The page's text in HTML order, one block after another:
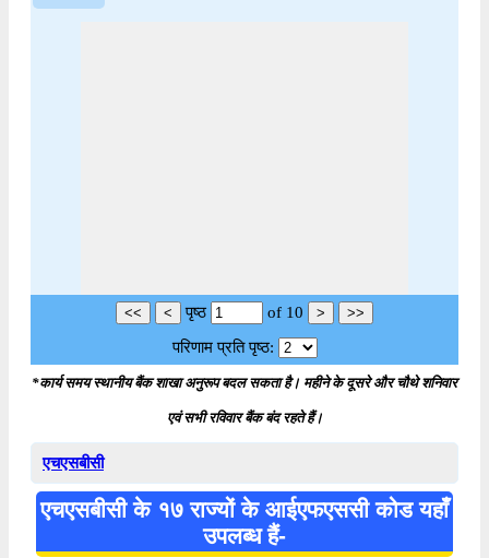
पृष्ठ of 10
परिणाम प्रति पृष्ठ:
*कार्य समय स्थानीय बैंक शाखा अनुरूप बदल सकता है। महीने के दूसरे और चौथे शनिवार
एवं सभी रविवार बैंक बंद रहते हैं।
एचएसबीसी
एचएसबीसी के १७ राज्यों के आईएफएससी कोड यहाँ
उपलब्ध हैं-